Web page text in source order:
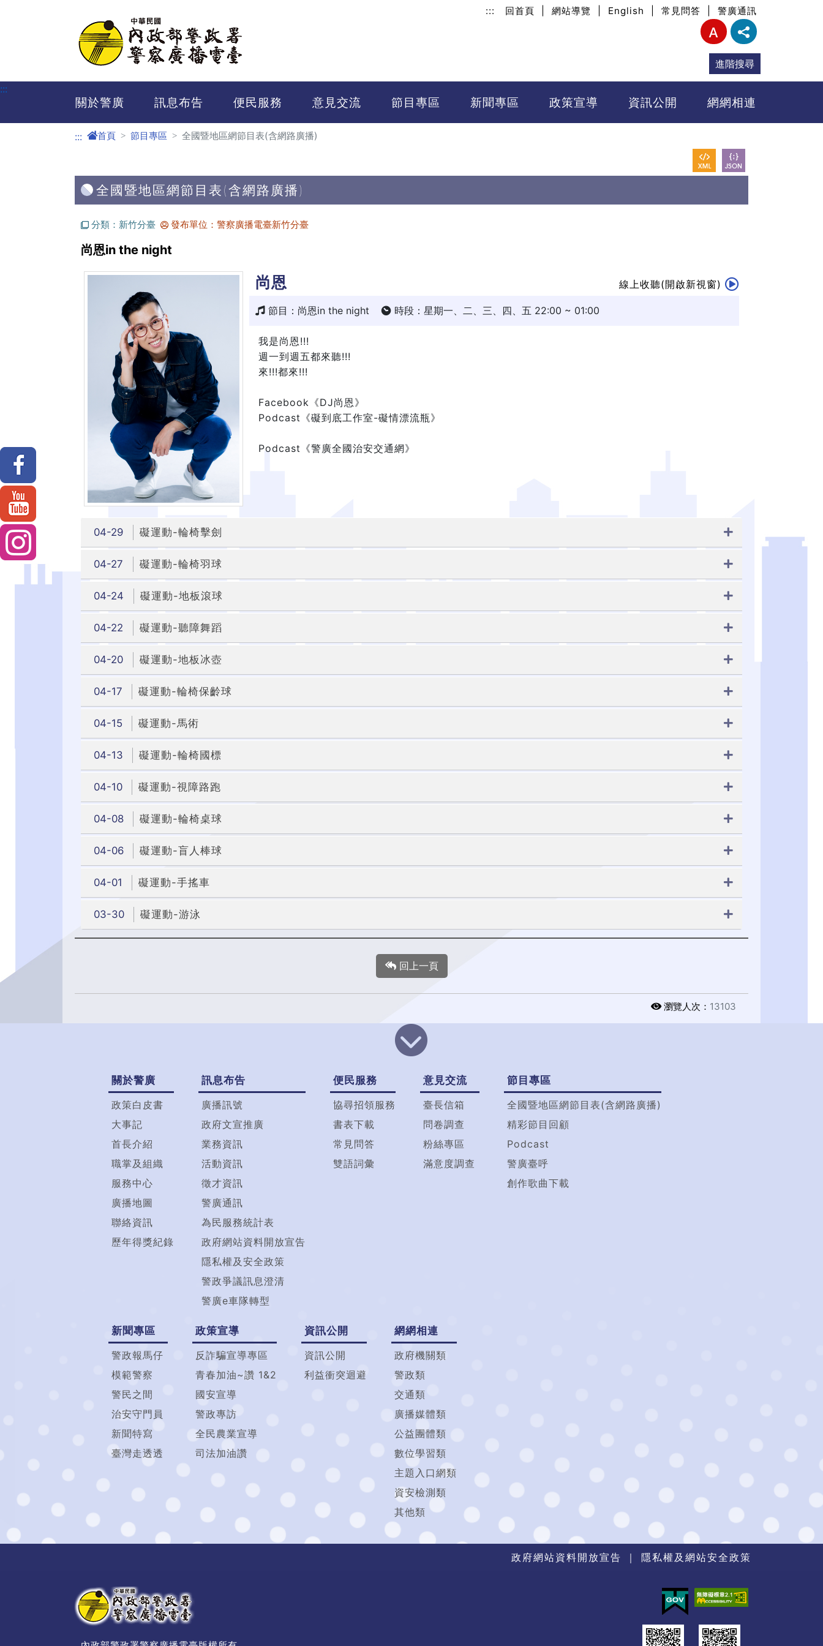
::: 回首頁 網站導覽 English 常見問答 警廣通訊
進階搜尋
:::
關於警廣 訊息布告 便民服務 意見交流 節目專區 新聞專區 政策宣導 資訊公開 網網相連
::: 首頁 節目專區 全國暨地區網節目表(含網路廣播)
全國暨地區網節目表(含網路廣播)
分類：新竹分臺 發布單位：警察廣播電臺新竹分臺
尚恩in the night
尚恩 線上收聽(開啟新視窗)
節目：尚恩in the night 時段：星期一、二、三、四、五 22:00 ~ 01:00
我是尚恩!!!
週一到週五都來聽!!!
來!!!都來!!!
Facebook《DJ尚恩》
Podcast《礙到底工作室-礙情漂流瓶》
Podcast《警廣全國治安交通網》
04-29 礙運動-輪椅擊劍
04-27 礙運動-輪椅羽球
04-24 礙運動-地板滾球
04-22 礙運動-聽障舞蹈
04-20 礙運動-地板冰壺
04-17 礙運動-輪椅保齡球
04-15 礙運動-馬術
04-13 礙運動-輪椅國標
04-10 礙運動-視障路跑
04-08 礙運動-輪椅桌球
04-06 礙運動-盲人棒球
04-01 礙運動-手搖車
03-30 礙運動-游泳
回上一頁
瀏覽人次： 13103
關於警廣
政策白皮書
大事記
首長介紹
職掌及組織
服務中心
廣播地圖
聯絡資訊
歷年得獎紀錄
訊息布告
廣播訊號
政府文宣推廣
業務資訊
活動資訊
徵才資訊
警廣通訊
為民服務統計表
政府網站資料開放宣告
隱私權及安全政策
警政爭議訊息澄清
警廣e車隊轉型
便民服務
協尋招領服務
書表下載
常見問答
雙語詞彙
意見交流
臺長信箱
問卷調查
粉絲專區
滿意度調查
節目專區
全國暨地區網節目表(含網路廣播)
精彩節目回顧
Podcast
警廣臺呼
創作歌曲下載
新聞專區
警政報馬仔
模範警察
警民之間
治安守門員
新聞特寫
臺灣走透透
政策宣導
反詐騙宣導專區
青春加油~讚 1&2
國安宣導
警政專訪
全民農業宣導
司法加油讚
資訊公開
資訊公開
利益衝突迴避
網網相連
政府機關類
警政類
交通類
廣播媒體類
公益團體類
數位學習類
主題入口網類
資安檢測類
其他類
政府網站資料開放宣告 ｜ 隱私權及網站安全政策